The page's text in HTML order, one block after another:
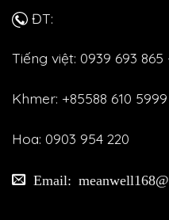
ĐT:
Tiếng việt: 0939 693 865
Khmer: +85588 610 5999
Hoa: 0903 954 220
Email: